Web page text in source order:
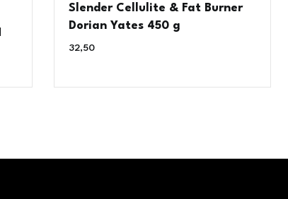
Slender Cellulite & Fat Burner
Dorian Yates 450 g
32,50